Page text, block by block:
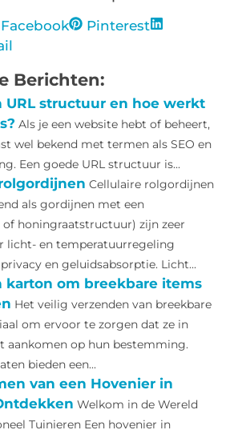
Facebook
Pinterest
Berichten:
URL structuur en hoe werkt
Als je een website hebt of beheert,
wel bekend met termen als SEO en
Een goede URL structuur is...
Cellulaire rolgordijnen
als gordijnen met een
honingraatstructuur) zijn zeer
licht- en temperatuurregeling
en geluidsabsorptie. Licht...
karton om breekbare items
Het veilig verzenden van breekbare
om ervoor te zorgen dat ze in
aankomen op hun bestemming.
bieden een...
van een Hovenier in
Welkom in de Wereld
Tuinieren Een hovenier in